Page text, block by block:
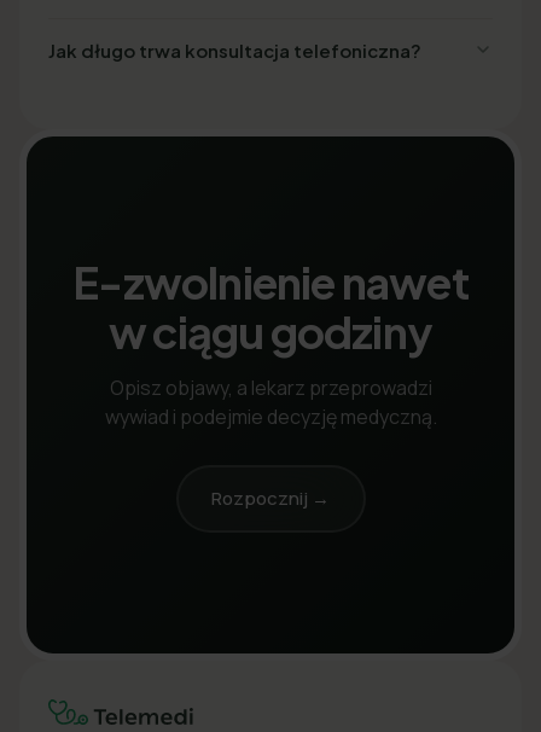
Jak długo trwa konsultacja telefoniczna?
E-zwolnienie nawet
w ciągu godziny
Opisz objawy, a lekarz przeprowadzi
wywiad i podejmie decyzję medyczną.
Rozpocznij →